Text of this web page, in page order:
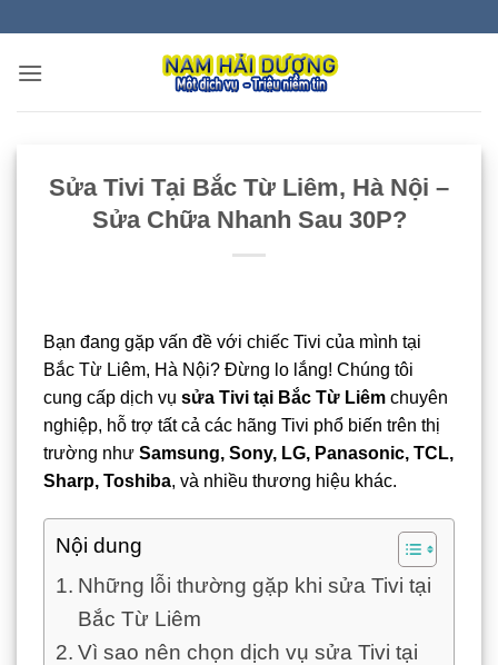
nội
Sửa Tivi Tại Bắc Từ Liêm, Hà Nội –
Sửa Chữa Nhanh Sau 30P?
Bạn đang gặp vấn đề với chiếc Tivi của mình tại
Bắc Từ Liêm, Hà Nội? Đừng lo lắng! Chúng tôi
cung cấp dịch vụ sửa Tivi tại Bắc Từ Liêm chuyên
nghiệp, hỗ trợ tất cả các hãng Tivi phổ biến trên thị
trường như Samsung, Sony, LG, Panasonic, TCL,
Sharp, Toshiba, và nhiều thương hiệu khác.
Nội dung
Những lỗi thường gặp khi sửa Tivi tại
Bắc Từ Liêm
Vì sao nên chọn dịch vụ sửa Tivi tại